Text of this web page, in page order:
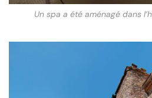
Un spa a été aménagé dans